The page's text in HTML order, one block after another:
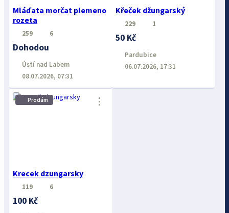
Mláďata morčat plemeno
rozeta
259 6
Dohodou
Ústí nad Labem
08.07.2026, 07:31
Křeček džungarský
229 1
50 Kč
Pardubice
06.07.2026, 17:31
Prodám
Krecek dzungarsky
⋮
119 6
100 Kč